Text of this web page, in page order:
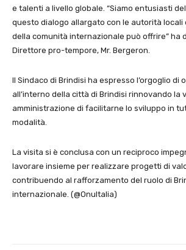
e talenti a livello globale. “Siamo entusiasti
questo dialogo allargato con le autorità locali
della comunità internazionale può offrire” ha
Direttore pro-tempore, Mr. Bergeron.
Il Sindaco di Brindisi ha espresso l’orgoglio di
all’interno della città di Brindisi rinnovando la
amministrazione di facilitarne lo sviluppo in
modalità.
La visita si è conclusa con un reciproco
lavorare insieme per realizzare progetti di
contribuendo al rafforzamento del ruolo di
internazionale. (@OnuItalia)